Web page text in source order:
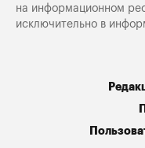
на информационном
исключительно в